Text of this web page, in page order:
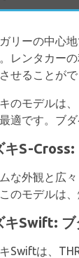
リーの中心
レンタカー
せることがで
のモデルは
適です。ブ
キS-
な外観と広
のモデルは
キSwift: ブ
Swiftは、